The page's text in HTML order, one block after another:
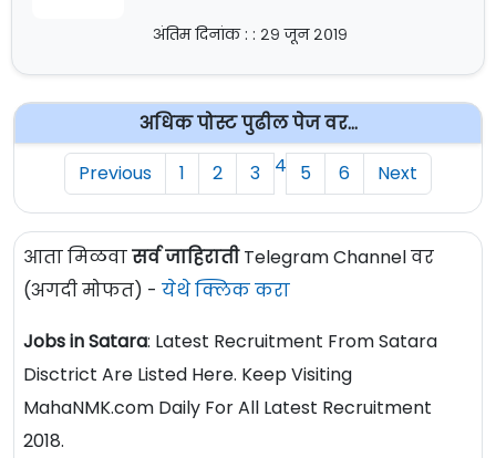
अंतिम दिनांक : : २९ जून २०१९
अधिक पोस्ट पुढील पेज वर...
Previous
1 2 3 4 5 6 Next
आता मिळवासर्व जाहिरातीTelegram Channel वर
(अगदी मोफत) - येथे क्लिक करा
Jobs in Satara: Latest Recruitment From Satara
Disctrict Are Listed Here. Keep Visiting
MahaNMK.com Daily For All Latest Recruitment
2018.